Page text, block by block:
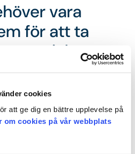
cookies
att ge dig en bättre upplevelse på
om cookies på vår webbplats
vara
för att ta
materialet.
lösenord.
för att läsa